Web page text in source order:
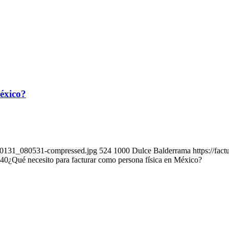
compressed.jpg 524 1000 Dulce Balderrama https://
¿Qué necesito para facturar como persona física en México?